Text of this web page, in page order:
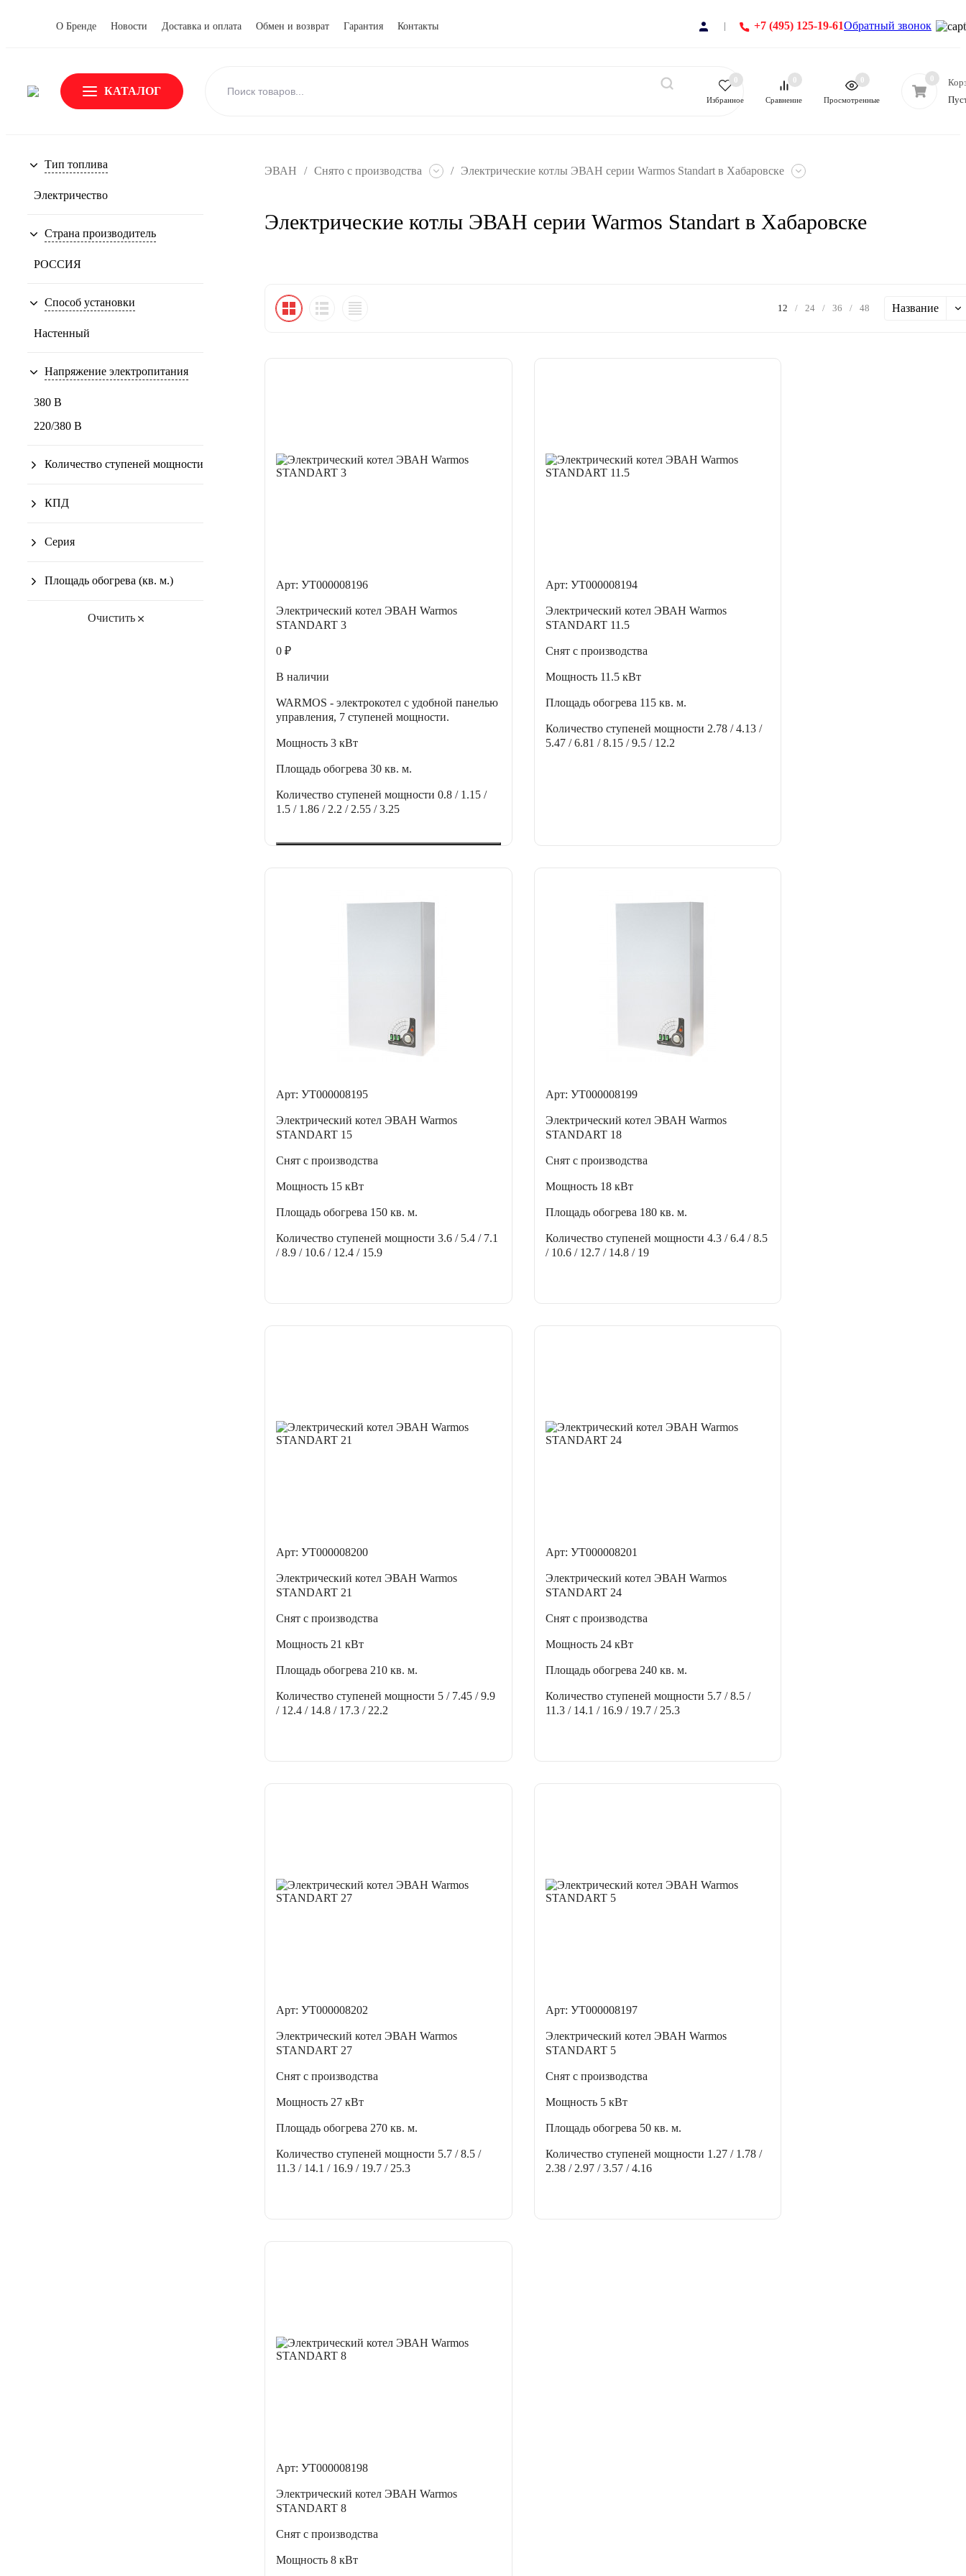
О Бренде Новости Доставка и оплата Обмен и возврат Гарантия Контакты +7 (495) 125-19-61Обратный звонок
КАТАЛОГ
Избранное
0
Сравнение
0
Просмотренные
0 0
Тип топлива
Электричество
Страна производитель
РОССИЯ
Способ установки
Настенный
Напряжение электропитания
380 В
220/380 В
Количество ступеней мощности
КПД
Серия
Площадь обогрева (кв. м.)
Очистить
ЭВАН / Снято с производства / Электрические котлы ЭВАН серии Warmos Standart в Хабаровске
Электрические котлы ЭВАН серии Warmos Standart в Хабаровске
12 / 24 / 36 / 48 Название
Арт: УТ000008196
Электрический котел ЭВАН Warmos
STANDART 3
0 ₽
В наличии
WARMOS - электрокотел с удобной панелью
управления, 7 ступеней мощности.
Мощность 3 кВт
Площадь обогрева 30 кв. м.
Количество ступеней мощности 0.8 / 1.15 /
1.5 / 1.86 / 2.2 / 2.55 / 3.25
Арт: УТ000008194
Электрический котел ЭВАН Warmos
STANDART 11.5
Снят с производства
Мощность 11.5 кВт
Площадь обогрева 115 кв. м.
Количество ступеней мощности 2.78 / 4.13 /
5.47 / 6.81 / 8.15 / 9.5 / 12.2
Арт: УТ000008195
Электрический котел ЭВАН Warmos
STANDART 15
Снят с производства
Мощность 15 кВт
Площадь обогрева 150 кв. м.
Количество ступеней мощности 3.6 / 5.4 / 7.1
/ 8.9 / 10.6 / 12.4 / 15.9
Арт: УТ000008199
Электрический котел ЭВАН Warmos
STANDART 18
Снят с производства
Мощность 18 кВт
Площадь обогрева 180 кв. м.
Количество ступеней мощности 4.3 / 6.4 / 8.5
/ 10.6 / 12.7 / 14.8 / 19
Арт: УТ000008200
Электрический котел ЭВАН Warmos
STANDART 21
Снят с производства
Мощность 21 кВт
Площадь обогрева 210 кв. м.
Количество ступеней мощности 5 / 7.45 / 9.9
/ 12.4 / 14.8 / 17.3 / 22.2
Арт: УТ000008201
Электрический котел ЭВАН Warmos
STANDART 24
Снят с производства
Мощность 24 кВт
Площадь обогрева 240 кв. м.
Количество ступеней мощности 5.7 / 8.5 /
11.3 / 14.1 / 16.9 / 19.7 / 25.3
Арт: УТ000008202
Электрический котел ЭВАН Warmos
STANDART 27
Снят с производства
Мощность 27 кВт
Площадь обогрева 270 кв. м.
Количество ступеней мощности 5.7 / 8.5 /
11.3 / 14.1 / 16.9 / 19.7 / 25.3
Арт: УТ000008197
Электрический котел ЭВАН Warmos
STANDART 5
Снят с производства
Мощность 5 кВт
Площадь обогрева 50 кв. м.
Количество ступеней мощности 1.27 / 1.78 /
2.38 / 2.97 / 3.57 / 4.16
Арт: УТ000008198
Электрический котел ЭВАН Warmos
STANDART 8
Снят с производства
Мощность 8 кВт